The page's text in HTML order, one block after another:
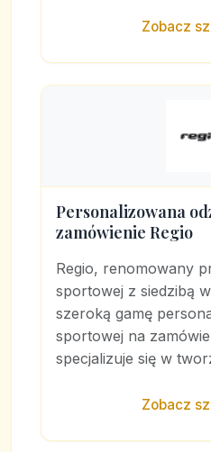
Zobacz
Personalizowana
zamówienie Regio
Regio, renomowany
sportowej z siedzibą
szeroką gamę
sportowej na
specjalizuje się w
Zobacz